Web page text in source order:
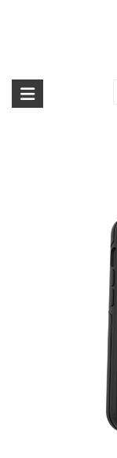
海外輸入
海外事業部が取り揃
ランド」をはじめ「
+ POP